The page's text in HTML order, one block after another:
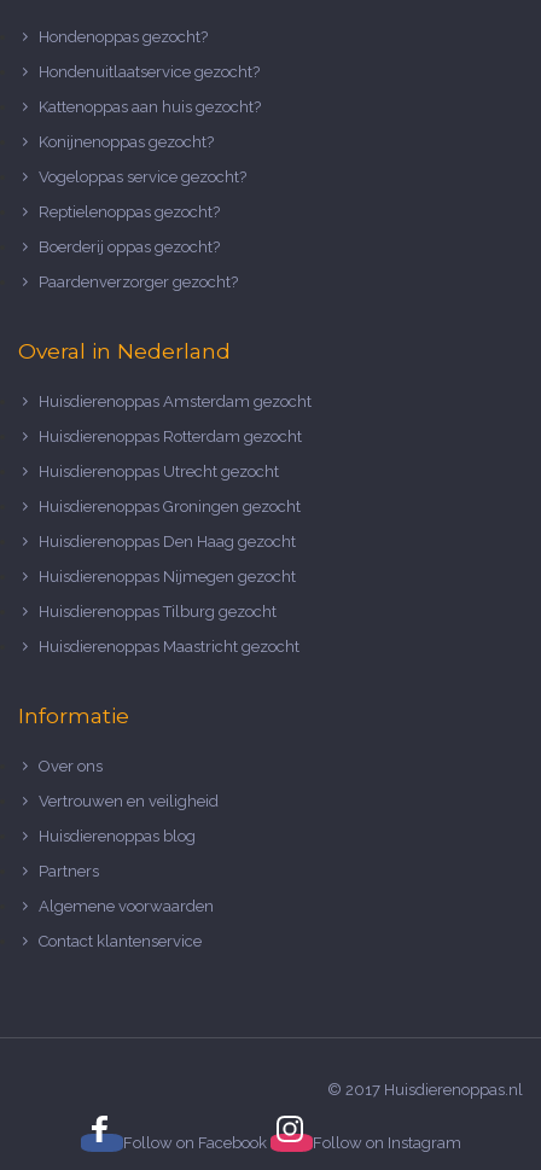
Hondenoppas gezocht?
Hondenuitlaatservice gezocht?
Kattenoppas aan huis gezocht?
Konijnenoppas gezocht?
Vogeloppas service gezocht?
Reptielenoppas gezocht?
Boerderij oppas gezocht?
Paardenverzorger gezocht?
Overal in Nederland
Huisdierenoppas Amsterdam gezocht
Huisdierenoppas Rotterdam gezocht
Huisdierenoppas Utrecht gezocht
Huisdierenoppas Groningen gezocht
Huisdierenoppas Den Haag gezocht
Huisdierenoppas Nijmegen gezocht
Huisdierenoppas Tilburg gezocht
Huisdierenoppas Maastricht gezocht
Informatie
Over ons
Vertrouwen en veiligheid
Huisdierenoppas blog
Partners
Algemene voorwaarden
Contact klantenservice
© 2017 Huisdierenoppas.nl
Follow on Facebook Follow on Instagram